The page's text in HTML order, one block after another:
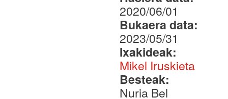
2020/06/01
Bukaera data:
2023/05/31
Ixakideak:
Mikel Iruskieta
Besteak:
Nuria Bel